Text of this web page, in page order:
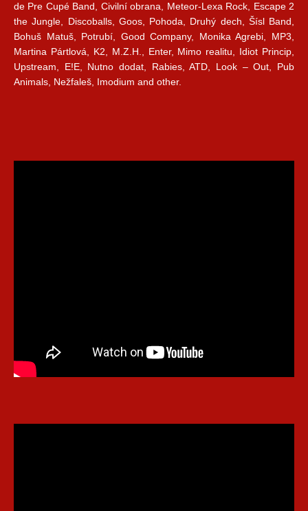
de Pre Cupé Band, Civilní obrana, Meteor-Lexa Rock, Escape 2
the Jungle, Discoballs, Goos, Pohoda, Druhý dech, Šísl Band,
Bohuš Matuš, Potrubí, Good Company, Monika Agrebi, MP3,
Martina Pártlová, K2, M.Z.H., Enter, Mimo realitu, Idiot Princip,
Upstream, E!E, Nutno dodat, Rabies, ATD, Look – Out, Pub
Animals, Nežfaleš, Imodium and other.